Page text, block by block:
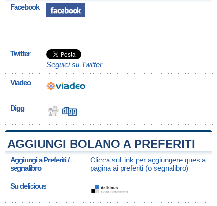
Facebook
Twitter
Seguici su Twitter
Viadeo
Digg
AGGIUNGI BOLANO A PREFERITI
Aggiungi a Preferiti /
segnalibro
Clicca sul link per aggiungere questa
pagina ai preferiti (o segnalibro)
Su delicious